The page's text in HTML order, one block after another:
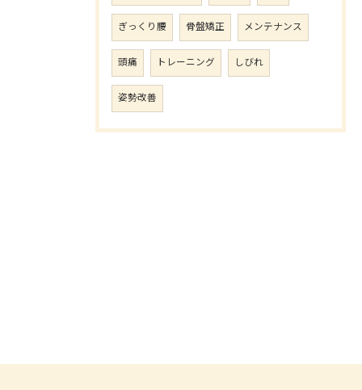
ぎっくり腰 骨盤矯正 メンテナンス
頭痛 トレーニング しびれ
姿勢改善